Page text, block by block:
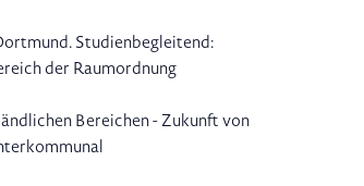
Studienbegleitend:
der Raumordnung
Bereichen - Zukunft von